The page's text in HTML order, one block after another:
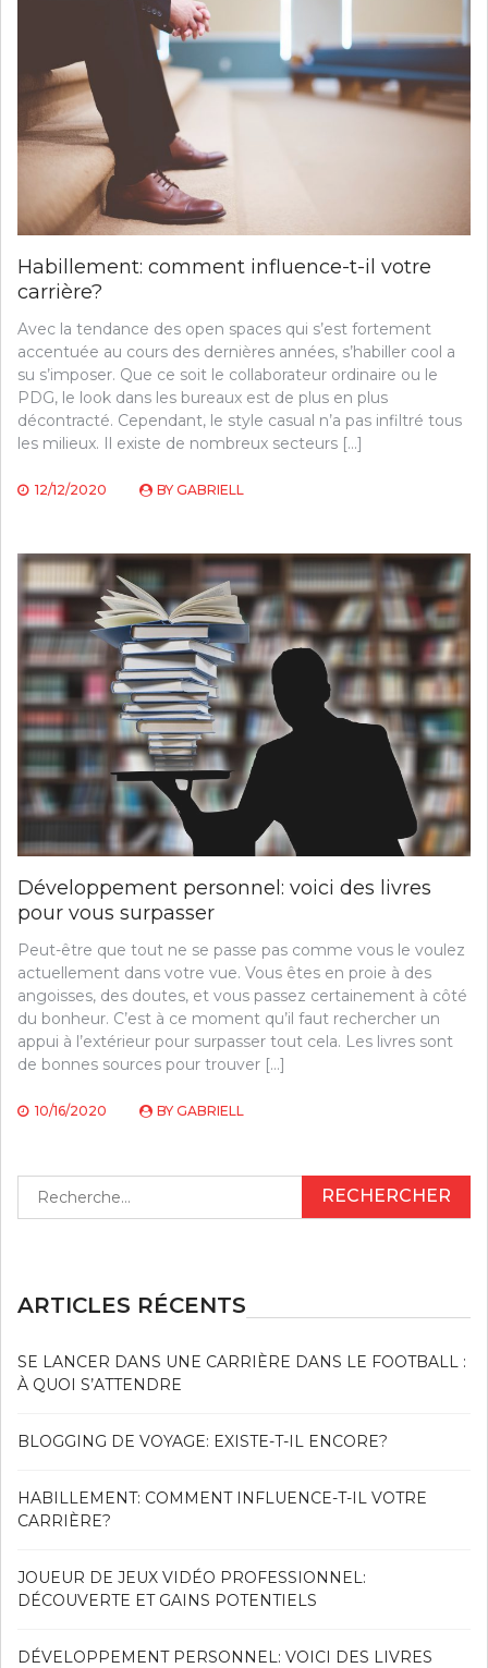
Habillement: comment influence-t-il votre
carrière?
Avec la tendance des open spaces qui s’est fortement
accentuée au cours des dernières années, s’habiller cool a
su s’imposer. Que ce soit le collaborateur ordinaire ou le
PDG, le look dans les bureaux est de plus en plus
décontracté. Cependant, le style casual n’a pas infiltré tous
les milieux. Il existe de nombreux secteurs […]
12/12/2020 BY GABRIELL
Développement personnel: voici des livres
pour vous surpasser
Peut-être que tout ne se passe pas comme vous le voulez
actuellement dans votre vue. Vous êtes en proie à des
angoisses, des doutes, et vous passez certainement à côté
du bonheur. C’est à ce moment qu’il faut rechercher un
appui à l’extérieur pour surpasser tout cela. Les livres sont
de bonnes sources pour trouver […]
10/16/2020 BY GABRIELL
ARTICLES RÉCENTS
SE LANCER DANS UNE CARRIÈRE DANS LE FOOTBALL :
À QUOI S’ATTENDRE
BLOGGING DE VOYAGE: EXISTE-T-IL ENCORE?
HABILLEMENT: COMMENT INFLUENCE-T-IL VOTRE
CARRIÈRE?
JOUEUR DE JEUX VIDÉO PROFESSIONNEL:
DÉCOUVERTE ET GAINS POTENTIELS
DÉVELOPPEMENT PERSONNEL: VOICI DES LIVRES